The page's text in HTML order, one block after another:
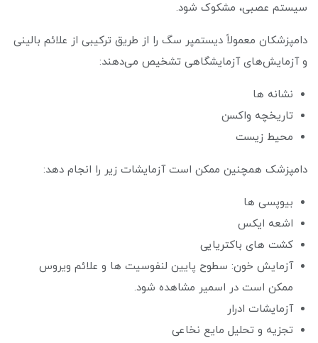
سیستم عصبی، مشکوک شود.
دامپزشکان معمولاً دیستمپر سگ را از طریق ترکیبی از علائم بالینی
و آزمایش‌های آزمایشگاهی تشخیص می‌دهند:
نشانه ها
تاریخچه واکسن
محیط زیست
دامپزشک همچنین ممکن است آزمایشات زیر را انجام دهد:
بیوپسی ها
اشعه ایکس
کشت های باکتریایی
آزمایش خون: سطوح پایین لنفوسیت ها و علائم ویروس
ممکن است در اسمیر مشاهده شود.
آزمایشات ادرار
تجزیه و تحلیل مایع نخاعی